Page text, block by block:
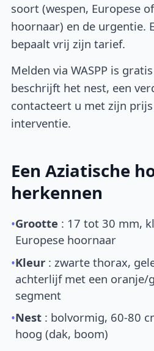
soort (wespen, Europese
hoornaar) en de urgentie.
bepaalt vrij zijn tarief.
Melden via WASPP is
beschrijft het nest, een
contacteert u met zijn
interventie.
Een Aziatische
herkennen
•Grootte : 17 tot 30 mm,
Europese hoornaar
•Kleur : zwarte thorax,
achterlijf met een oranje/
segment
•Nest : bolvormig, 60-80
hoog (dak, boom)